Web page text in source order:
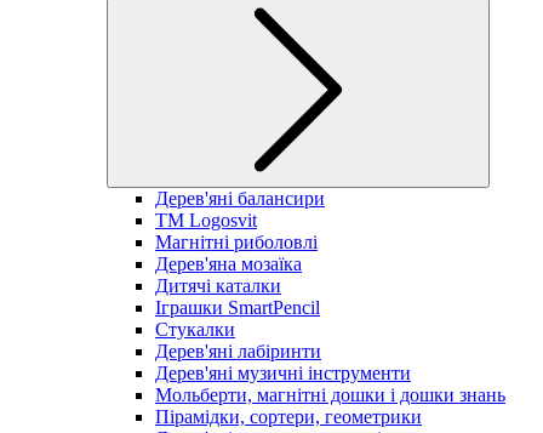
Дерев'яні балансири
TM Logosvit
Магнітні риболовлі
Дерев'яна мозаїка
Дитячі каталки
Іграшки SmartPencil
Стукалки
Дерев'яні лабіринти
Дерев'яні музичні інструменти
Мольберти, магнітні дошки і дошки знань
Пірамідки, сортери, геометрики